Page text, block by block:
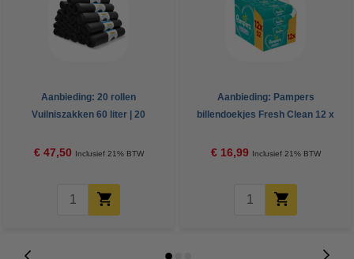
Aanbieding: 20 rollen
Vuilniszakken 60 liter | 20
123schoon
€ 47,50 Inclusief 21% BTW
Aanbieding: Pampers
billendoekjes Fresh Clean 12 x
€ 16,99 Inclusief 21% BTW